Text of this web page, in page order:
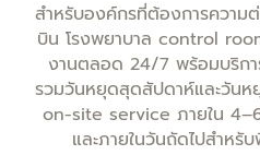
สำหรับองค์กรที่ต้องการความ
บิน โรงพยาบาล control
งานตลอด 24/7 พร้อมบริก
รวมวันหยุดสุดสัปดาห์และวัน
on-site service ภายใน
และภายในวันถัดไปสำหรั